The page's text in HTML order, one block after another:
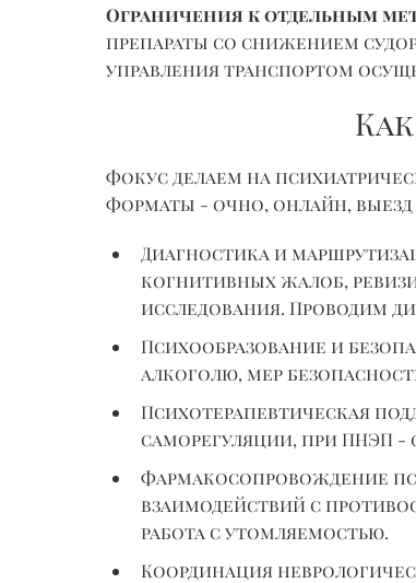
Ограничения к отдельным
препараты со снижением
управления транспортом
Фокус делаем на
Форматы - очно, онлайн,
Диагностика и
когнитивных жалоб,
исследования. Проводим
Психообразование и
алкоголю, мер
Психотерапевтическая
саморегуляции, при ПНЭП
Фармакосопровождение
взаимодействий с
работа с утомляемостью.
Координация